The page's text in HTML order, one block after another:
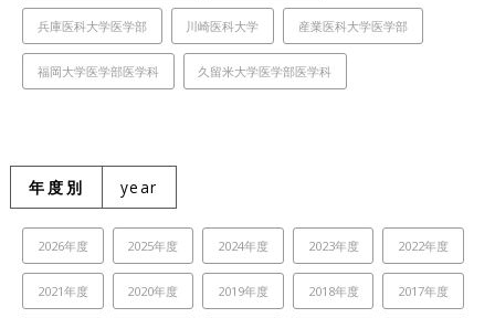
兵庫医科大学医学部 川崎医科大学 産業医科大学医学部
福岡大学医学部医学科 久留米大学医学部医学科
年度別 year
2026年度 2025年度 2024年度 2023年度 2022年度
2021年度 2020年度 2019年度 2018年度 2017年度